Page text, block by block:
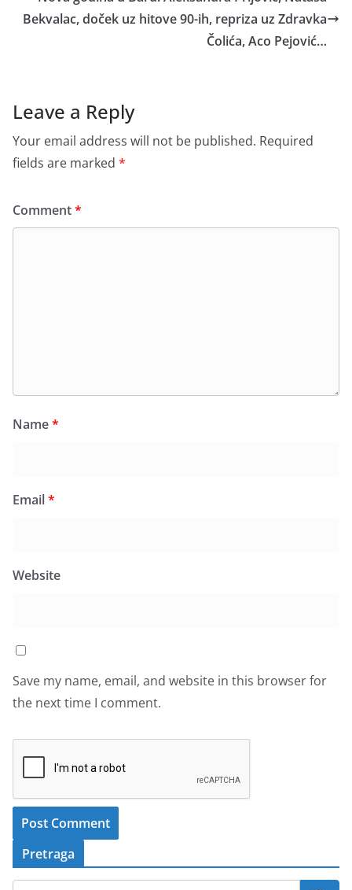
Bekvalac, doček uz hitove 90-ih, repriza uz Zdravka
Čolića, Aco Pejović…
Leave a Reply
Your email address will not be published. Required
fields are marked *
Comment*
Name*
Email*
Website
Save my name, email, and website in this browser for
the next time I comment.
Pretraga